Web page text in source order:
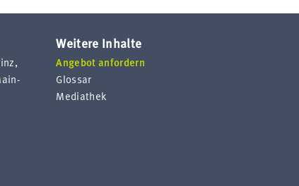
Weitere Inhalte
Angebot anfordern
Glossar
Mediathek